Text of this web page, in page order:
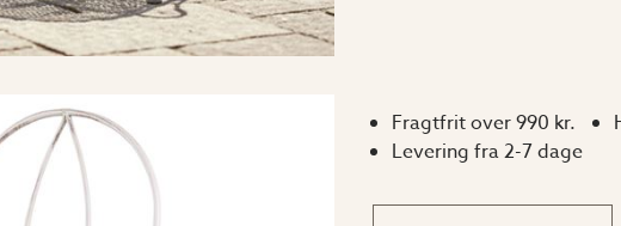
Højde: 93 cm
Bredde: 40 cm
Dybde: 48 cm
Fragtfrit over 990 kr.
Levering fra 2-7 dage